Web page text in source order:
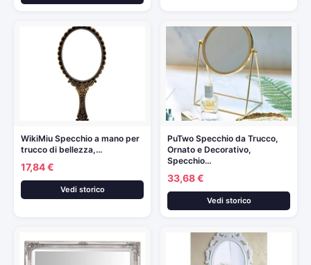
WikiMiu Specchio a mano per
trucco di bellezza,…
17,84 €
Vedi storico
PuTwo Specchio da Trucco,
Ornato e Decorativo,
Specchio…
33,68 €
Vedi storico